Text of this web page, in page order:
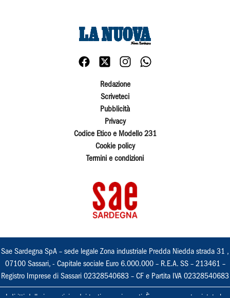
Redazione
Scriveteci
Pubblicità
Privacy
Codice Etico e Modello 231
Cookie policy
Termini e condizioni
Sae Sardegna SpA – sede legale Zona industriale Predda Niedda strada 31 ,
07100 Sassari, - Capitale sociale Euro 6.000.000 – R.E.A. SS – 213461 –
Registro Imprese di Sassari 02328540683 – CF e Partita IVA 02328540683